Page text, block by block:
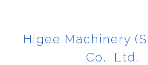
Higee Machinery
Co., Ltd.